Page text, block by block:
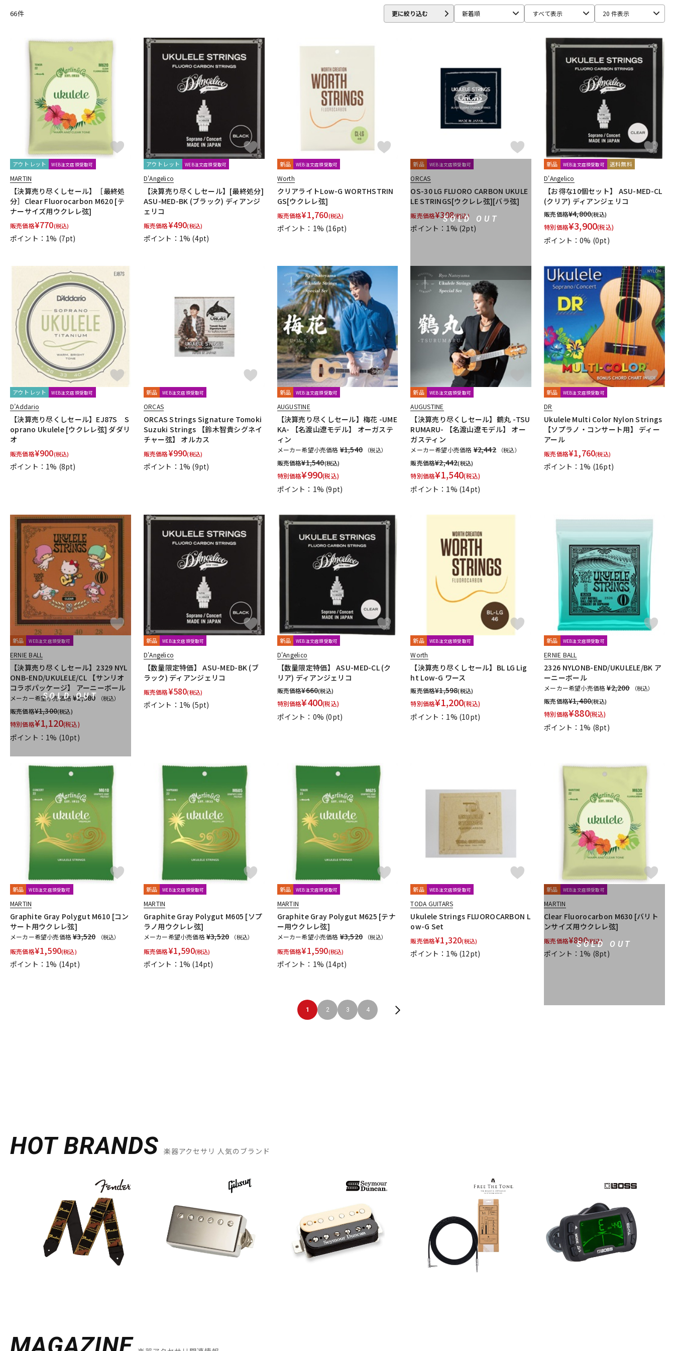
D-F
dmi guitar labs
Doc Simons Dr.DUCK'S Dunlop (Jim Dunlop) DURACELL ELIXIR EMERSON CUSTOM
EMG
Enfini Custom Works
Epiphone Famous F-bass FERNANDES ／ Burny FISHMAN
Floyd Rose
Franklin
Free The Tone Freedom Custom Guitar Research
G.I. Batteries G7th GATOR Frameworks GHS Golden Power GOTOH Grande uomo
Gravity Guitar Picks
GRECO
Greg Bennett GrooveTech Tools Gruv Gear GUITTO HANNABACH Happich Headway
HERCULES
HexHider HipStrap HOSCO Ibanez Ikebe Original Inner Bamboo Bass Instruments (IBBI) J.P.CARLOS
JAKE SHIMABUKURO
John Pearse KALA Kamaka KC Ken Smith Killer KIWAYA
KORG
KR'Z NANO DIAMOND CABLE
Kyser
L.R.Baggs La Bella LAMANTA Lao Qi LAVA MUSIC Lee Guitars LEVY’S LHL Live Line Lizard Spit LM STRAP Lollar Pickups
LUTHIER
Manikin Electronic MD Guitars
MJC Ironworks
MODERN PIRATES MOGAMI MONSTER CABLE MORRIS MUSIC WORKS MXR
NAZCA
NAZCA STRAP NEO Neotech NIKKO(日工精機) No Brand Noah’sark Nordstrand NUX
O-R
OFFICIAL EDWARD VAN HALEN MINI GUITARS Oihata ONE PERCENT Orange ORB Ovaltone OVATION P.R.S. paige
Parksons
Performance
PERRI'S PICK BOY PICK PUNCH PLANET WAVES Pluginz Keychains POWERbreathe Pro-co prohands PULSE
RIGHTON STRAPS RIO GRANDE
S.Yairi Sadowsky Sadowsky Guitars SCHECTER Schlagwerk Percussion Scorelay Japan SCUD SEIKO Seki Sound
SEQUENZ
Seymour Duncan
Shadow SHUBB SILENT PICK SKYSONIC SNARK SOLID CABLES SOMA laboratory SONOTONE
Souldier Strap
Spanish Moon
SpiceNote Spider Capo Stack STARTECH STEINBERGER Stetsbar stokyo Suhr Guitars SUNRISE SUZUKI
Switch Custom Guitars
TAKAMINE
TAURUS ARMY tc electronic THE ROCK SLIDE Thomastik-Infeld ThroBak Electronics Tim Bud
TOKAI
Tom Anderson
TOMBO Tone Toneism Pickups TonePros TRIAL TRICK TRUE DYNA trumpet station TUNE Turtle Wax TV Jones ULTIMATE unknown
V-Z
Van Damme Vega-Trem VeroCity Effects Pedals VIBRAMATE VitalAudio VIVACE VOVOX VOX WALRUS AUDIO Warwick Wedgie Well Fine
Wera
WHITEFEATHER
Wilkinson Wittner ZAOLLA ZEMAITIS ZEN-ON
320design アトス・インターナショナル アルソ出版 キョーリツ シンコーミュージック スーパーキッズ ねこだまり工房 フェアリー
フォンテック
ヤマハミュージックEHD
ヤマハミュージックトレーディング ヤマハミュージックメディア 音楽之友社 杉原書店
日本娯楽
名城商会 明和電機
他2
M.Baron m.guitar craft works Boosey And Hawkes Musica Rara Salabert Dr.Case
Billaudot
Marc Reift Southern Music Wizz Pickups International Music Edition Wilhelm Hansen Asterope Rubank
日本アコースティックレコーズ
Cable Cup
Richard Schauer SUCK UK ぼっち・ざ・ろっく！ Triplo Press Musikverlag Hans Sikorski 大阪開成館 ドレミ楽譜出版社 デプロMP
GRAYZONE
Groove Garage AQUBE MUSIC PRODUCTS Ergo Straps
66件 更に絞り込む 新着順 すべて表示 20 件表示
アウトレット WEB注文店頭受取可
MARTIN
【決算売り尽くしセール】［最終処
分］Clear Fluorocarbon M620 [テ
ナーサイズ用ウクレレ弦]
販売価格¥770(税込)
ポイント：1% (7pt)
アウトレット WEB注文店頭受取可
D'Angelico
【決算売り尽くしセール】[最終処分]
ASU-MED-BK (ブラック) ディアンジ
ェリコ
販売価格¥490(税込)
ポイント：1% (4pt)
新品 WEB注文店頭受取可
Worth
クリアライトLow-G WORTHSTRIN
GS[ウクレレ弦]
販売価格¥1,760(税込)
ポイント：1% (16pt)
SOLD OUT
新品 WEB注文店頭受取可
ORCAS
OS-30 LG FLUORO CARBON UKULE
LE STRINGS[ウクレレ弦][バラ弦]
販売価格¥308(税込)
ポイント：1% (2pt)
新品 WEB注文店頭受取可 送料無料
D'Angelico
【お得な10個セット】 ASU-MED-CL
(クリア) ディアンジェリコ
販売価格¥4,800(税込)
特別価格¥3,900(税込)
ポイント：0% (0pt)
アウトレット WEB注文店頭受取可
D’Addario
【決算売り尽くしセール】EJ87S S
oprano Ukulele [ウクレレ弦] ダダリ
オ
販売価格¥900(税込)
ポイント：1% (8pt)
新品 WEB注文店頭受取可
ORCAS
ORCAS Strings Signature Tomoki
Suzuki Strings 【鈴木智貴シグネイ
チャー弦】 オルカス
販売価格¥990(税込)
ポイント：1% (9pt)
新品 WEB注文店頭受取可
AUGUSTINE
【決算売り尽くしセール】梅花 -UME
KA- 【名渡山遼モデル】 オーガステ
ィン
メーカー希望小売価格 ¥1,540 （税込）
販売価格¥1,540(税込)
特別価格¥990(税込)
ポイント：1% (9pt)
新品 WEB注文店頭受取可
AUGUSTINE
【決算売り尽くしセール】鶴丸 -TSU
RUMARU- 【名渡山遼モデル】 オー
ガスティン
メーカー希望小売価格 ¥2,442 （税込）
販売価格¥2,442(税込)
特別価格¥1,540(税込)
ポイント：1% (14pt)
新品 WEB注文店頭受取可
DR
Ukulele Multi Color Nylon Strings
【ソプラノ・コンサート用】 ディー
アール
販売価格¥1,760(税込)
ポイント：1% (16pt)
SOLD OUT
新品 WEB注文店頭受取可
ERNIE BALL
【決算売り尽くしセール】2329 NYL
ONB-END/UKULELE/CL 【サンリオ
コラボパッケージ】 アーニーボール
メーカー希望小売価格 ¥1,980 （税込）
販売価格¥1,300(税込)
特別価格¥1,120(税込)
ポイント：1% (10pt)
新品 WEB注文店頭受取可
D'Angelico
【数量限定特価】 ASU-MED-BK (ブ
ラック) ディアンジェリコ
販売価格¥580(税込)
ポイント：1% (5pt)
新品 WEB注文店頭受取可
D'Angelico
【数量限定特価】 ASU-MED-CL (ク
リア) ディアンジェリコ
販売価格¥660(税込)
特別価格¥400(税込)
ポイント：0% (0pt)
新品 WEB注文店頭受取可
Worth
【決算売り尽くしセール】BL LG Lig
ht Low-G ワース
販売価格¥1,598(税込)
特別価格¥1,200(税込)
ポイント：1% (10pt)
新品 WEB注文店頭受取可
ERNIE BALL
2326 NYLONB-END/UKULELE/BK ア
ーニーボール
メーカー希望小売価格¥2,200 （税込）
販売価格¥1,480(税込)
特別価格¥880(税込)
ポイント：1% (8pt)
新品 WEB注文店頭受取可
MARTIN
Graphite Gray Polygut M610 [コン
サート用ウクレレ弦]
メーカー希望小売価格¥3,520 （税込）
販売価格¥1,590(税込)
ポイント：1% (14pt)
新品 WEB注文店頭受取可
MARTIN
Graphite Gray Polygut M605 [ソプ
ラノ用ウクレレ弦]
メーカー希望小売価格¥3,520 （税込）
販売価格¥1,590(税込)
ポイント：1% (14pt)
新品 WEB注文店頭受取可
MARTIN
Graphite Gray Polygut M625 [テナ
ー用ウクレレ弦]
メーカー希望小売価格 ¥3,520 （税込）
販売価格¥1,590(税込)
ポイント：1% (14pt)
新品 WEB注文店頭受取可
TODA GUITARS
Ukulele Strings FLUOROCARBON L
ow-G Set
販売価格¥1,320(税込)
ポイント：1% (12pt)
SOLD OUT
新品 WEB注文店頭受取可
MARTIN
Clear Fluorocarbon M630 [バリト
ンサイズ用ウクレレ弦]
販売価格¥890(税込)
ポイント：1% (8pt)
1 2 3 4
HOT BRANDS 楽器アクセサリ 人気のブランド